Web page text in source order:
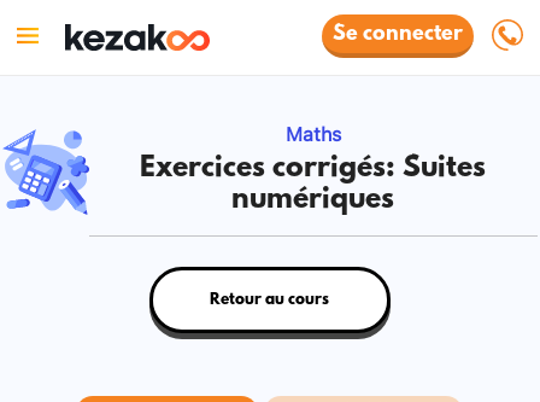
Se connecter
Maths
Exercices corrigés: Suites
numériques
Retour au cours